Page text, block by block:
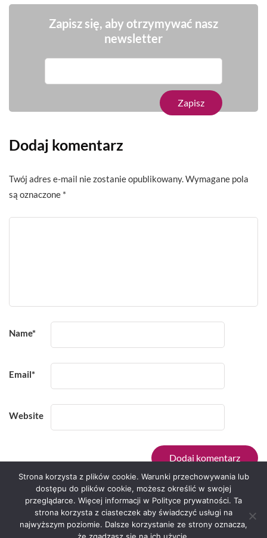
Zapisz się, aby otrzymywać nasz
newsletter
Dodaj komentarz
Twój adres e-mail nie zostanie opublikowany. Wymagane pola
są oznaczone *
Name*
Email*
Website
Serwis zaprojektował Grzegorz Sztank .
Strona korzysta z plików cookie. Warunki przechowywania lub
dostępu do plików cookie, możesz określić w swojej
przeglądarce. Więcej informacji w Polityce prywatności. Ta
strona korzysta z ciasteczek aby świadczyć usługi na
najwyższym poziomie. Dalsze korzystanie ze strony oznacza,